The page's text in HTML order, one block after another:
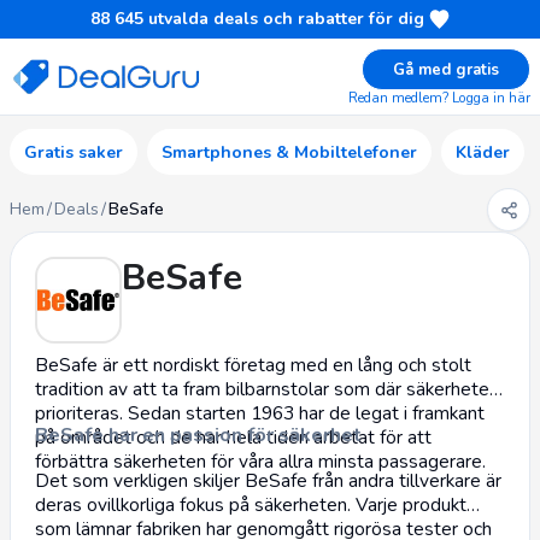
88 645 utvalda deals och rabatter för dig
Gå med gratis
Redan medlem? Logga in här
Gratis saker Smartphones & Mobiltelefoner Kläder
Hem/Deals/BeSafe
BeSafe
BeSafe är ett nordiskt företag med en lång och stolt
tradition av att ta fram bilbarnstolarsom där säkerheten
prioriteras. Sedan starten 1963 har de legat i framkant
på området och de har hela tiden arbetat för att
förbättra säkerheten för våra allra minsta passagerare.
BeSafe har en passion för säkerhet
Det som verkligen skiljer BeSafe från andra tillverkare är
deras ovillkorliga fokus på säkerheten. Varje produkt
som lämnar fabriken har genomgått rigorösa tester och